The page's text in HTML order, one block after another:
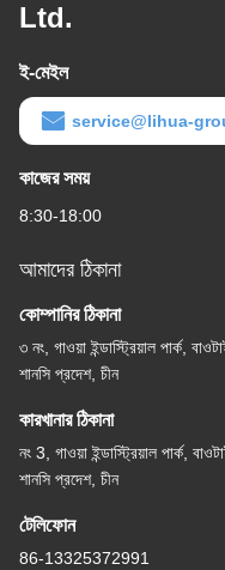
Ltd.
ই-মেইল
service@lihua-
কাজের সময়
8:30-18:00
আমাদের ঠিকানা
কোম্পানির ঠিকানা
৩ নং, গাওয়া ইন্ডাস্ট্রিয়াল পার্ক,
শানসি প্রদেশ, চীন
কারখানার ঠিকানা
নং 3, গাওয়া ইন্ডাস্ট্রিয়াল পার্ক,
শানসি প্রদেশ, চীন
টেলিফোন
86-13325372991